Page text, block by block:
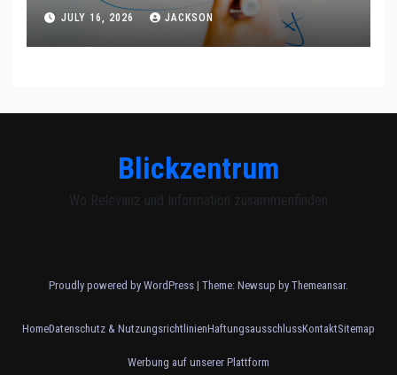
JULY 16, 2026 JACKSON
Blickzentrum
Wo Relevanz und Information zusammenfinden
Proudly powered by WordPress | Theme: Newsup by Themeansar.
HomeDatenschutz & NutzungsrichtlinienHaftungsausschlussKontaktSitemap
Werbung auf unserer Plattform